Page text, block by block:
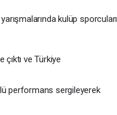
kulüp sporcuları
ve Türkiye
performans sergileyerek